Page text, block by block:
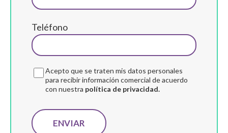
Teléfono
Acepto que se traten mis datos personales
para recibir información comercial de acuerdo
con nuestra política de privacidad.